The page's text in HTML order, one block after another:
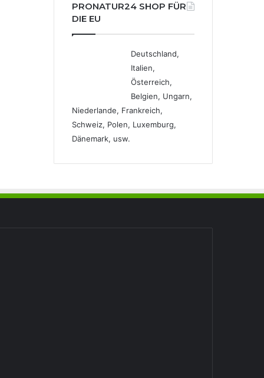
PRONATUR24 SHOP FÜR
DIE EU
Deutschland,
Italien,
Österreich,
Belgien, Ungarn,
Niederlande, Frankreich,
Schweiz, Polen, Luxemburg,
Dänemark, usw.